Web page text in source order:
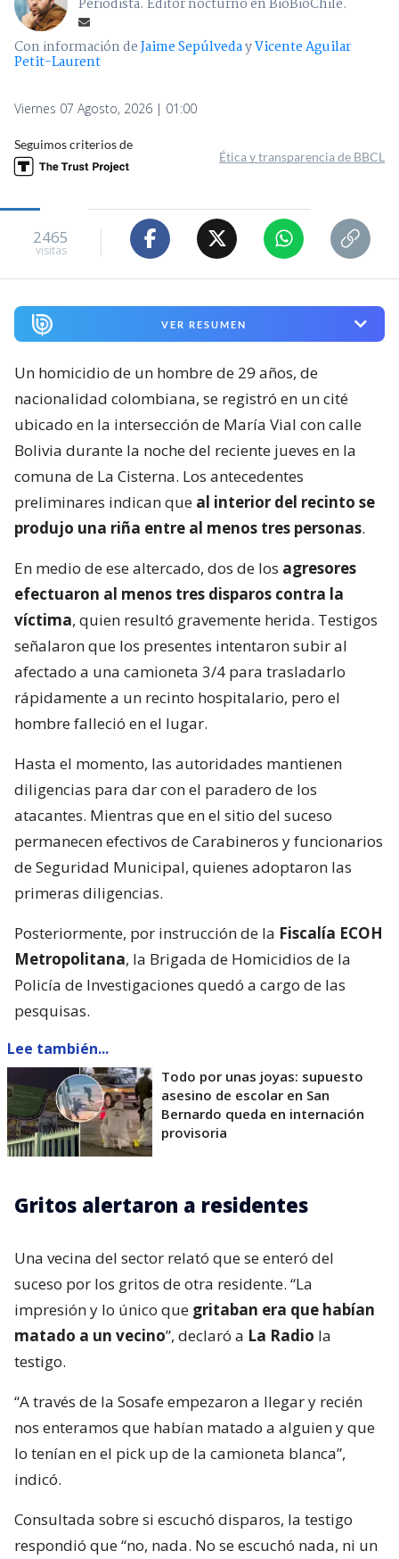
Con información deJaime SepúlvedayVicente Aguilar
Petit-Laurent
Viernes 07 Agosto, 2026 | 01:00
Seguimos criterios de
Ética y transparencia de BBCL
2465
visitas
VER RESUMEN
Un homicidio de un hombre de 29 años, de
nacionalidad colombiana, se registró en un cité
ubicado en la intersección de María Vial con calle
Bolivia durante la noche del reciente jueves en la
comuna de La Cisterna. Los antecedentes
preliminares indican que al interior del recinto se
produjo una riña entre al menos tres personas.
En medio de ese altercado, dos de los agresores
efectuaron al menos tres disparos contra la
víctima, quien resultó gravemente herida. Testigos
señalaron que los presentes intentaron subir al
afectado a una camioneta 3/4 para trasladarlo
rápidamente a un recinto hospitalario, pero el
hombre falleció en el lugar.
Hasta el momento, las autoridades mantienen
diligencias para dar con el paradero de los
atacantes. Mientras que en el sitio del suceso
permanecen efectivos de Carabineros y funcionarios
de Seguridad Municipal, quienes adoptaron las
primeras diligencias.
Posteriormente, por instrucción de la Fiscalía ECOH
Metropolitana, la Brigada de Homicidios de la
Policía de Investigaciones quedó a cargo de las
pesquisas.
Lee también...
Todo por unas joyas: supuesto
asesino de escolar en San
Bernardo queda en internación
provisoria
Gritos alertaron a residentes
Una vecina del sector relató que se enteró del
suceso por los gritos de otra residente. “La
impresión y lo único que gritaban era que habían
matado a un vecino”, declaró a La Radio la
testigo.
“A través de la Sosafe empezaron a llegar y recién
nos enteramos que habían matado a alguien y que
lo tenían en el pick up de la camioneta blanca”,
indicó.
Consultada sobre si escuchó disparos, la testigo
respondió que “no, nada. No se escuchó nada, ni un